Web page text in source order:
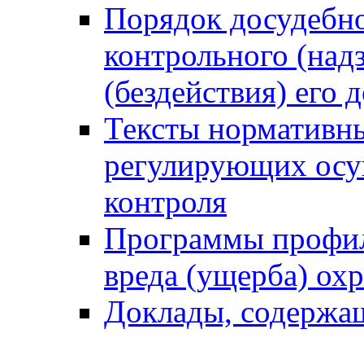
Порядок
контрольного
(бездействия)
Тексты
регулирующих
контроля
Программы
вреда (ущерба)
Доклады,